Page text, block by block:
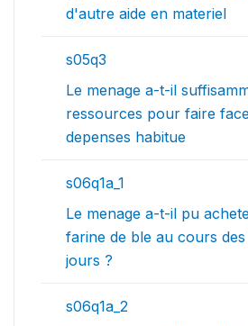
d'autre aide en materiel
s05q3
Le menage a-t-il
ressources pour faire
depenses habitue
s06q1a_1
Le menage a-t-il pu
farine de ble au cours
jours ?
s06q1a_2